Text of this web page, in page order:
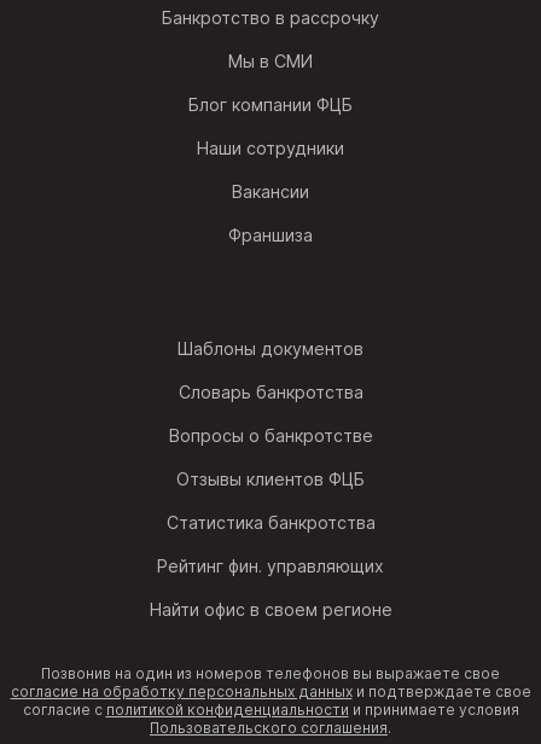
Банкротство в рассрочку
Мы в СМИ
Блог компании ФЦБ
Наши сотрудники
Вакансии
Франшиза
Шаблоны документов
Словарь банкротства
Вопросы о банкротстве
Отзывы клиентов ФЦБ
Статистика банкротства
Рейтинг фин. управляющих
Найти офис в своем регионе
Позвонив на один из номеров телефонов вы выражаете свое
согласие на обработку персональных данныхи подтверждаете свое
согласие с политикой конфиденциальности и принимаете условия
Пользовательского соглашения.